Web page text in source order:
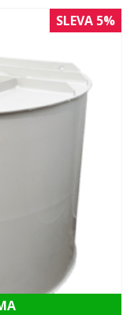
SLEVA 5%